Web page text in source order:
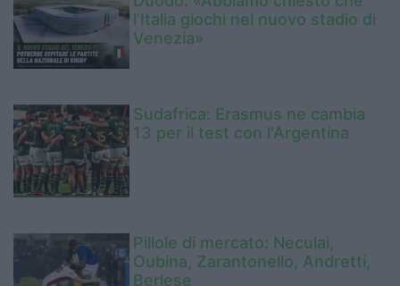
l’Italia giochi nel nuovo stadio di
Venezia»
Sudafrica: Erasmus ne cambia
13 per il test con l'Argentina
Pillole di mercato: Neculai,
Oubina, Zarantonello, Andretti,
Berlese